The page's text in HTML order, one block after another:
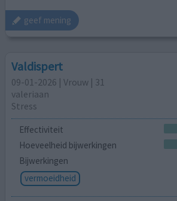
geef mening
Valdispert
09-01-2026 | Vrouw | 31
valeriaan
Stress
Effectiviteit
Hoeveelheid bijwerkingen
Bijwerkingen
vermoeidheid